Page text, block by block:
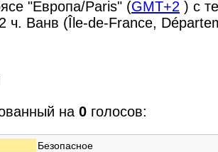
"Европа/Paris" (GMT+2 ) с
2 ч. Ванв (Île-de-France,
на0 голосов:
Безопасное